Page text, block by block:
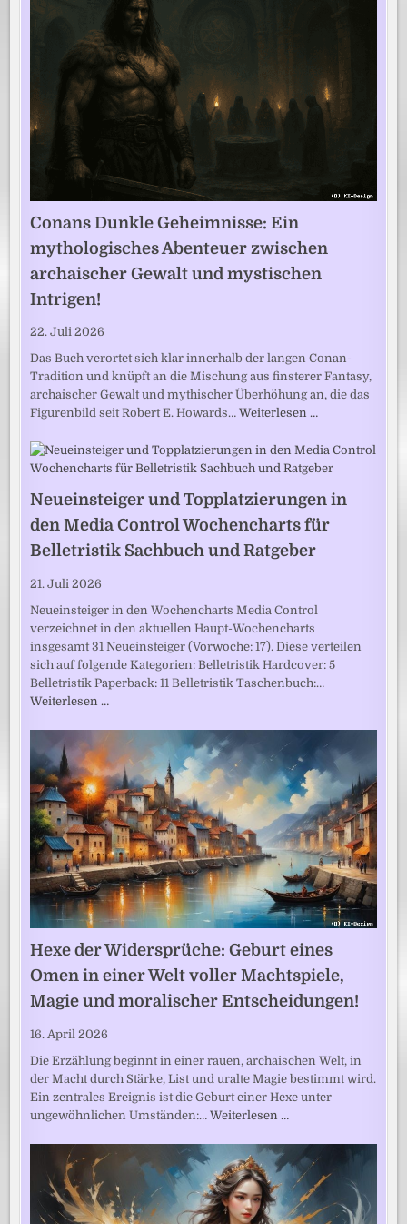
Conans Dunkle Geheimnisse: Ein
mythologisches Abenteuer zwischen
archaischer Gewalt und mystischen
Intrigen!
22. Juli 2026
Das Buch verortet sich klar innerhalb der langen Conan-
Tradition und knüpft an die Mischung aus finsterer Fantasy,
archaischer Gewalt und mythischer Überhöhung an, die das
Figurenbild seit Robert E. Howards…Weiterlesen …
Neueinsteiger und Topplatzierungen in
den Media Control Wochencharts für
Belletristik Sachbuch und Ratgeber
21. Juli 2026
Neueinsteiger in den Wochencharts Media Control
verzeichnet in den aktuellen Haupt-Wochencharts
insgesamt 31 Neueinsteiger (Vorwoche: 17). Diese verteilen
sich auf folgende Kategorien: Belletristik Hardcover: 5
Belletristik Paperback: 11 Belletristik Taschenbuch:…
Weiterlesen …
Hexe der Widersprüche: Geburt eines
Omen in einer Welt voller Machtspiele,
Magie und moralischer Entscheidungen!
16. April 2026
Die Erzählung beginnt in einer rauen, archaischen Welt, in
der Macht durch Stärke, List und uralte Magie bestimmt wird.
Ein zentrales Ereignis ist die Geburt einer Hexe unter
ungewöhnlichen Umständen:…Weiterlesen …